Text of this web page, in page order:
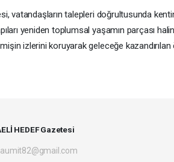
vatandaşların talepleri doğrultusunda
yeniden toplumsal yaşamın parçası
izlerini koruyarak geleceğe kazandırılan
HEDEF Gazetesi